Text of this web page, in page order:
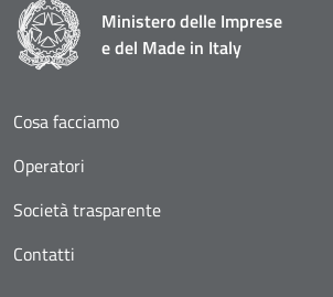
Ministero delle Imprese
e del Made in Italy
Cosa facciamo
Operatori
Società trasparente
Contatti